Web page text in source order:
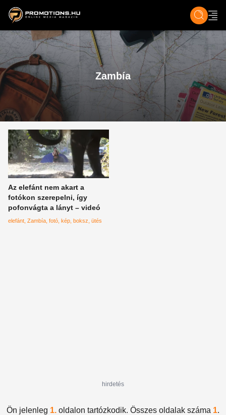
ZENE, FILM & KULT ÉLET TECH &
Zambía
Az elefánt nem akart a
fotókon szerepelni, így
pofonvágta a lányt – videó
elefánt Zambía fotó kép boksz ütés
hirdetés
Ön jelenleg 1. oldalon tartózkodik. Összes oldalak száma 1.